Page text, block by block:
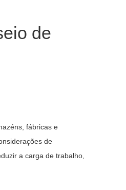
de
fábricas e
de
a carga de trabalho,